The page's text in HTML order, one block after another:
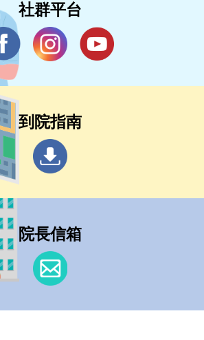
社群平台
到院指南
院長信箱